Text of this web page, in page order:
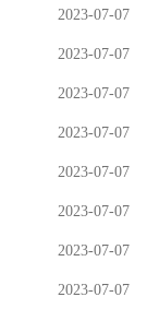
2023-07-07
2023-07-07
2023-07-07
2023-07-07
2023-07-07
2023-07-07
2023-07-07
2023-07-07